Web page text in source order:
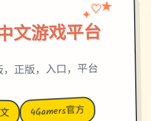
中文游戏平台
✦ ♡★
正版，入口，平台
4Gamers官方